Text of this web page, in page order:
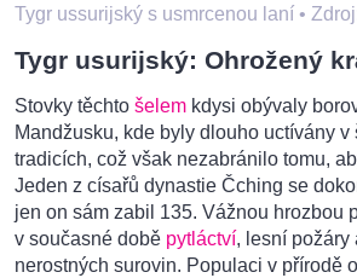
Tygr ussurijský s usmrcenou laní •
Tygr usurijský: Ohrožený
Stovky těchto šelem kdysi obývaly
Mandžusku, kde byly dlouho uctívány v
tradicích, což však nezabránilo tomu,
Jeden z císařů dynastie Čching se
jen on sám zabil 135. Vážnou hrozbou
v současné době pytláctví, lesní požáry
nerostných surovin. Populaci v přírodě